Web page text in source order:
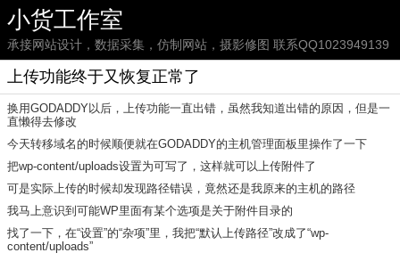
小货工作室
承接网站设计，数据采集，仿制网站，摄影修图 联系QQ1023949139
上传功能终于又恢复正常了
换用GODADDY以后，上传功能一直出错，虽然我知道出错的原因，但是一
直懒得去修改
今天转移域名的时候顺便就在GODADDY的主机管理面板里操作了一下
把wp-content/uploads设置为可写了，这样就可以上传附件了
可是实际上传的时候却发现路径错误，竟然还是我原来的主机的路径
我马上意识到可能WP里面有某个选项是关于附件目录的
找了一下，在“设置”的“杂项”里，我把“默认上传路径”改成了“wp-
content/uploads”